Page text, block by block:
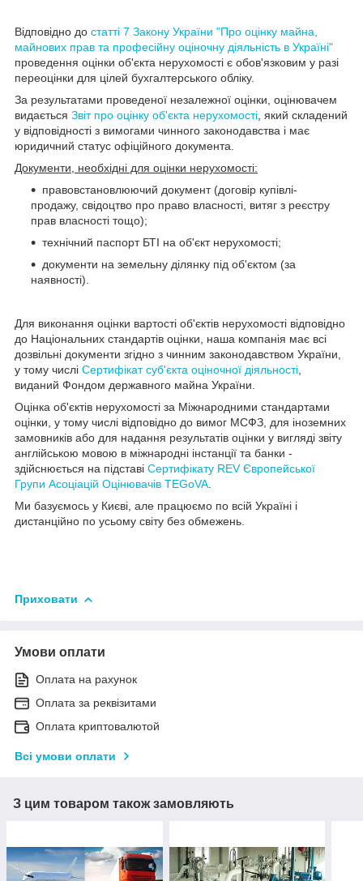
Відповідно до статті 7 Закону України "Про оцінку майна,
майнових прав та професійну оціночну діяльність в Україні"
проведення оцінки об'єкта нерухомості є обов'язковим у разі
переоцінки для цілей бухгалтерського обліку.
За результатами проведеної незалежної оцінки, оцінювачем
видається Звіт про оцінку об'єкта нерухомості , який складений
у відповідності з вимогами чинного законодавства і має
юридичний статус офіційного документа.
Документи, необхідні для оцінки нерухомості:
правовстановлюючий документ (договір купівлі-
продажу, свідоцтво про право власності, витяг з реєстру
прав власності тощо);
технічний паспорт БТІ на об'єкт нерухомості;
документи на земельну ділянку під об'єктом (за
наявності).
Для виконання оцінки вартості об'єктів нерухомості відповідно
до Національних стандартів оцінки, наша компанія має всі
дозвільні документи згідно з чинним законодавством України
у тому числі Сертифікат суб'єкта оціночної діяльності
виданий Фондом державного майна України.
Оцінка об'єктів нерухомості за Міжнародними стандартами
оцінки, у тому числі відповідно до вимог МСФЗ, для іноземних
замовників або для надання результатів оцінки у вигляді звіту
англійською мовою в міжнародні інстанції та банки -
здійснюється на підставі Сертифікату REV Європейської
Групи Асоціацій Оцінювачів TEGoVA
Ми базуємось у Києві, але працюємо по всій Україні і
дистанційно по усьому світу без обмежень.
Приховати
Умови оплати
Оплата на рахунок
Оплата за реквізитами
Оплата криптовалютой
Всі умови оплати
З цим товаром також замовляють